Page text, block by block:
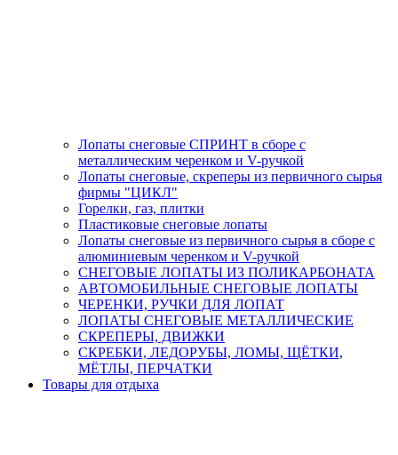
Лопаты снеговые СПРИНТ в сборе с
металлическим черенком и V-ручкой
Лопаты снеговые, скреперы из первичного сырья
фирмы "ЦИКЛ"
Горелки, газ, плитки
Пластиковые снеговые лопаты
Лопаты снеговые из первичного сырья в сборе с
алюминиевым черенком и V-ручкой
СНЕГОВЫЕ ЛОПАТЫ ИЗ ПОЛИКАРБОНАТА
АВТОМОБИЛЬНЫЕ СНЕГОВЫЕ ЛОПАТЫ
ЧЕРЕНКИ, РУЧКИ ДЛЯ ЛОПАТ
ЛОПАТЫ СНЕГОВЫЕ МЕТАЛЛИЧЕСКИЕ
СКРЕПЕРЫ, ДВИЖКИ
СКРЕБКИ, ЛЕДОРУБЫ, ЛОМЫ, ЩЁТКИ,
МЁТЛЫ, ПЕРЧАТКИ
Товары для отдыха